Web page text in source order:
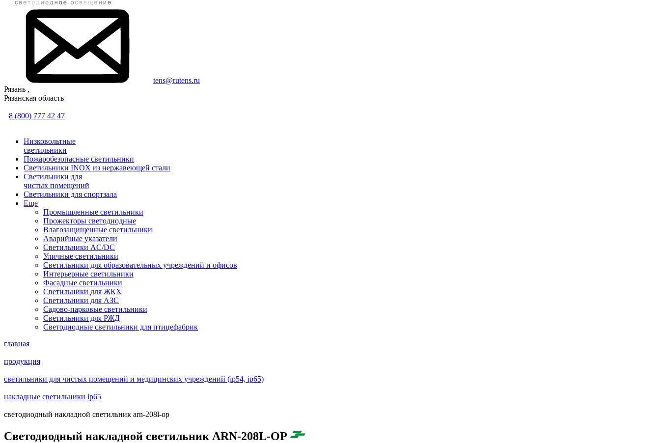
tens@rutens.ru
Рязань ,
Рязанская область
8 (800) 777 42 47
Низковольтные
светильники
Пожаробезопасные светильники
Светильники INOX из нержавеющей стали
Светильники для
чистых помещений
Светильники для спортзала
Еще
Промышленные светильники
Прожекторы светодиодные
Влагозащищенные светильники
Аварийные указатели
Светильники AC/DC
Уличные светильники
Светильники для образовательных учреждений и офисов
Интерьерные светильники
Фасадные светильники
Светильники для ЖКХ
Светильники для АЗС
Садово-парковые светильники
Светильники для РЖД
Светодиодные светильники для птицефабрик
главная
продукция
светильники для чистых помещений и медицинских учреждений (ip54, ip65)
накладные светильники ip65
светодиодный накладной светильник arn-208l-op
Светодиодный накладной светильник ARN-208L-OP